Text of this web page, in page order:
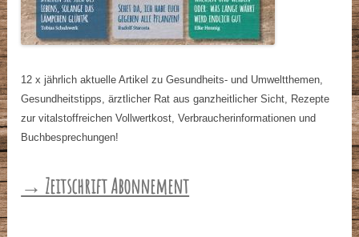
12 x jährlich aktuelle Artikel zu Gesundheits- und Umweltthemen,
Gesundheitstipps, ärztlicher Rat aus ganzheitlicher Sicht, Rezepte
zur vitalstoffreichen Vollwertkost, Verbraucherinformationen und
Buchbesprechungen!
→ Zeitschrift Abonnement